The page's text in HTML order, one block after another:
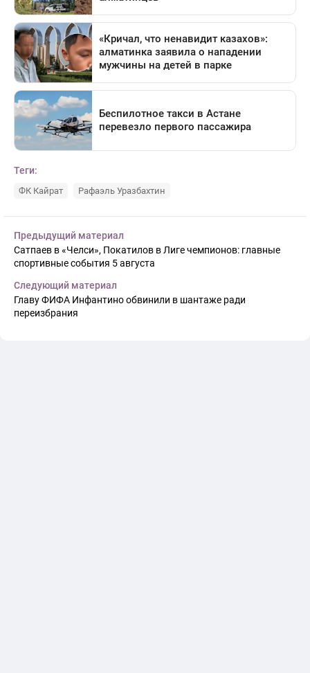
Теги:
ФК Кайрат Рафаэль Уразбахтин
Предыдущий материал
Сатпаев в «Челси», Покатилов в Лиге чемпионов: главные
спортивные события 5 августа
Следующий материал
Главу ФИФА Инфантино обвинили в шантаже ради
переизбрания